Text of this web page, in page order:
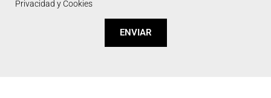
Privacidad y Cookies
ENVIAR